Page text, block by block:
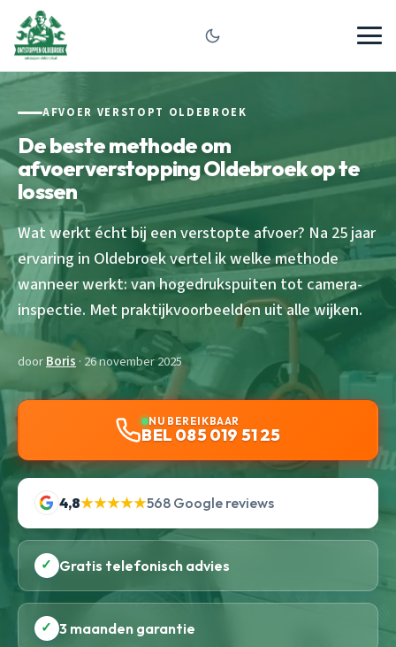
AFVOER VERSTOPT OLDEBROEK
De beste methode om
afvoerverstopping Oldebroek op te
lossen
Wat werkt écht bij een verstopte afvoer? Na 25 jaar
ervaring in Oldebroek vertel ik welke methode
wanneer werkt: van hogedrukspuiten tot camera-
inspectie. Met praktijkvoorbeelden uit alle wijken.
doorBoris · 26 november 2025
NU BEREIKBAAR
BEL 085 019 51 25
4,8★★★★★568 Google reviews
✓ Gratis telefonisch advies
✓ 3 maanden garantie